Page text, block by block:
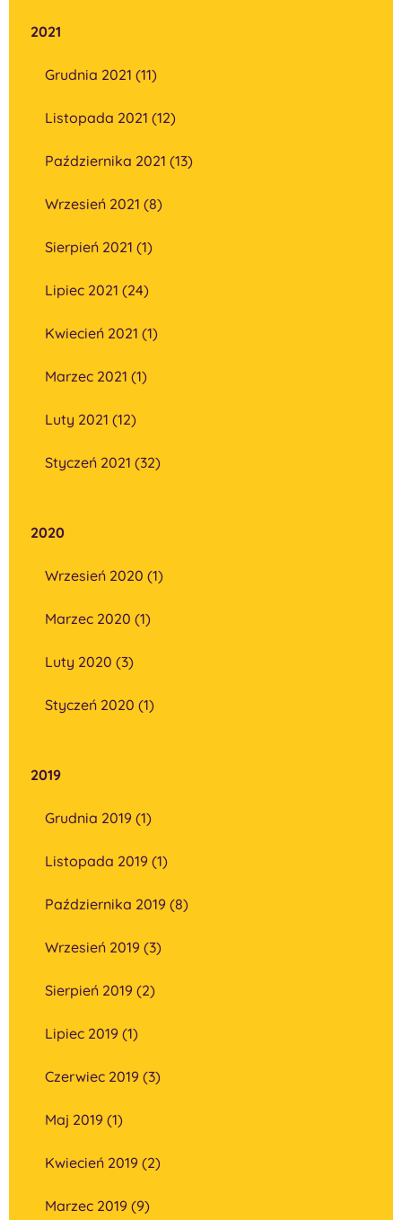
2021
Grudnia 2021 (11)
Listopada 2021 (12)
Października 2021 (13)
Wrzesień 2021 (8)
Sierpień 2021 (1)
Lipiec 2021 (24)
Kwiecień 2021 (1)
Marzec 2021 (1)
Luty 2021 (12)
Styczeń 2021 (32)
2020
Wrzesień 2020 (1)
Marzec 2020 (1)
Luty 2020 (3)
Styczeń 2020 (1)
2019
Grudnia 2019 (1)
Listopada 2019 (1)
Października 2019 (8)
Wrzesień 2019 (3)
Sierpień 2019 (2)
Lipiec 2019 (1)
Czerwiec 2019 (3)
Maj 2019 (1)
Kwiecień 2019 (2)
Marzec 2019 (9)